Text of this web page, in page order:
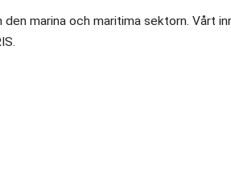
marina och maritima sektorn. Vårt